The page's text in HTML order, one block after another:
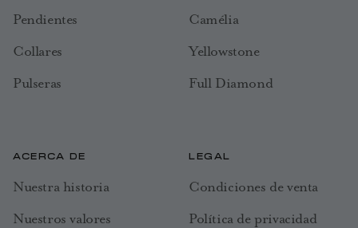
Pendientes
Collares
Pulseras
Camélia
Yellowstone
Full Diamond
ACERCA DE
Nuestra historia
Nuestros valores
LEGAL
Condiciones de venta
Política de privacidad